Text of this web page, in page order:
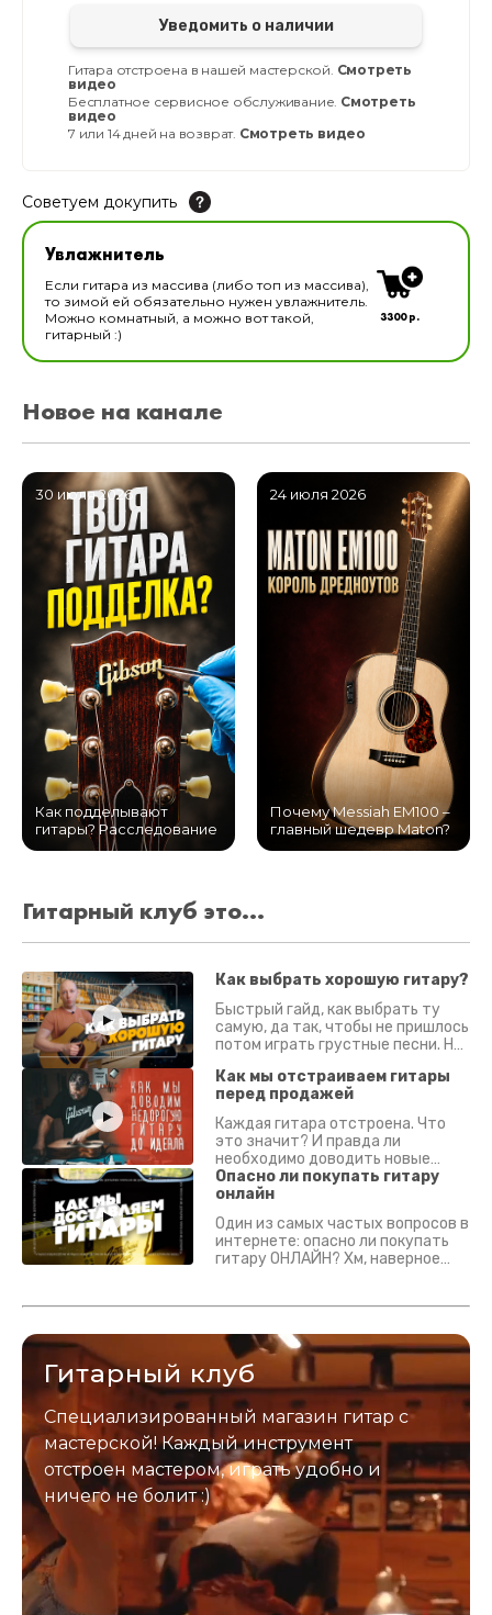
Уведомить о наличии
Гитара отстроена в нашей мастерской. Смотреть
видео
Бесплатное сервисное обслуживание. Смотреть
видео
7 или 14 дней на возврат. Смотреть видео
Советуем докупить
Увлажнитель для музыкальных инструментов
В наличии
Увлажнитель
Если гитара из массива (либо топ из массива),
то зимой ей обязательно нужен увлажнитель.
Можно комнатный, а можно вот такой,
гитарный :)
3300 р.
Новое на канале
30 июля 2026
Как подделывают
гитары? Расследование
24 июля 2026
Почему Messiah EM100 –
главный шедевр Maton?
Гитарный клуб это...
Как выбрать хорошую гитару?
Быстрый гайд, как выбрать ту
самую, да так, чтобы не пришлось
потом играть грустные песни. На
Как мы отстраиваем гитары
перед продажей
Каждая гитара отстроена. Что
это значит? И правда ли
необходимо доводить новые
гитары? Если кратко - да.
Подробно - в видео :)
Опасно ли покупать гитару
онлайн
Один из самых частых вопросов в
интернете: опасно ли покупать
гитару ОНЛАЙН? Хм, наверное
застрахован. Случись что -
Гитарный клуб
Специализированный магазин гитар с
мастерской! Каждый инструмент
отстроен мастером, играть удобно и
ничего не болит :)